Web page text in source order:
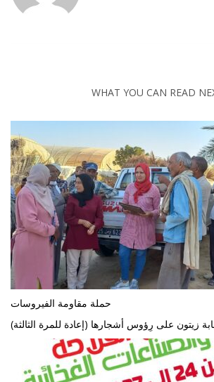
WHAT YOU CAN READ
حملة مقاومة الفيروسات
زيتون على رِؤوس أشجارها (إعادة للمرة الثالثة)